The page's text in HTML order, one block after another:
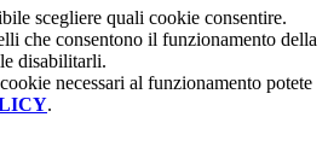
scegliere quali cookie consentire.
che consentono il funzionamento della
disabilitarli.
necessari al funzionamento potete
.